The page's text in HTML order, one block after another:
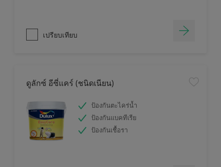
เปรียบเทียบ
ดูลักซ์ อีซี่แคร์ (ชนิดเนียน)
ป้องกันตะไคร่น้ำ
ป้องกันแบคทีเรีย
ป้องกันเชื้อรา